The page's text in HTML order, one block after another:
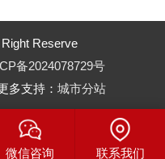
Reserve
备2024078729号
多支持： 城市分站
微信咨询 联系我们